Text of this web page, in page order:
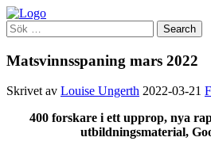
Matsvinnsspaning mars 2022
Skrivet av Louise Ungerth 2022-03-21
400 forskare i ett upprop, nya
utbildningsmaterial,